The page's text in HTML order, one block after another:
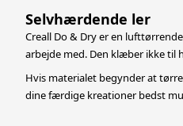
Selvhærdende ler
Creall Do & Dry er en
arbejde med. Den klæber ikke til
Hvis materialet begynder at
dine færdige kreationer bedst